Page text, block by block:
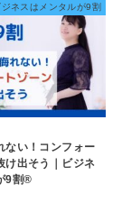
ジネスはメンタルが9割
ない！コンフォー
け出そう｜ビジネ
9割®︎